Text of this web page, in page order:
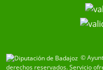
©
derechos reservados.Servicio